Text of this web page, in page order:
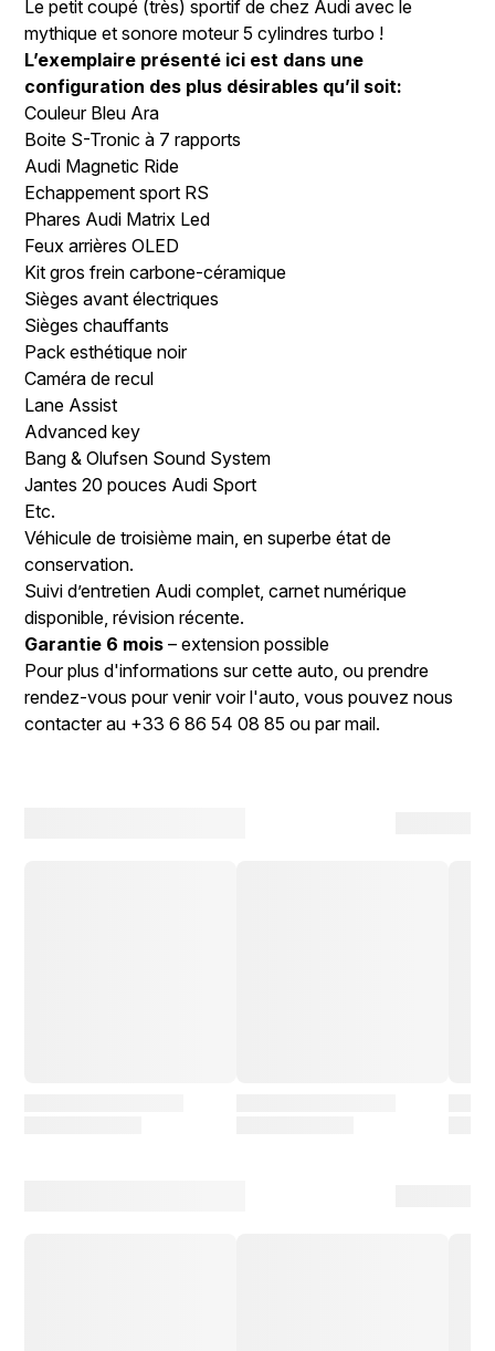
Le petit coupé (très) sportif de chez Audi avec le
mythique et sonore moteur 5 cylindres turbo !
L’exemplaire présenté ici est dans une
configuration des plus désirables qu’il soit:
Couleur Bleu Ara
Boite S-Tronic à 7 rapports
Audi Magnetic Ride
Echappement sport RS
Phares Audi Matrix Led
Feux arrières OLED
Kit gros frein carbone-céramique
Sièges avant électriques
Sièges chauffants
Pack esthétique noir
Caméra de recul
Lane Assist
Advanced key
Bang & Olufsen Sound System
Jantes 20 pouces Audi Sport
Etc.
Véhicule de troisième main, en superbe état de
conservation.
Suivi d’entretien Audi complet, carnet numérique
disponible, révision récente.
Garantie 6 mois – extension possible
Pour plus d'informations sur cette auto, ou prendre
rendez-vous pour venir voir l'auto, vous pouvez nous
contacter au +33 6 86 54 08 85 ou par mail.